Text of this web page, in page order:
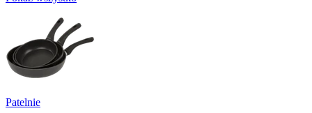
Patelnie